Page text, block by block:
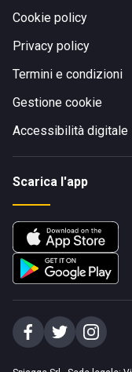
Cookie policy
Privacy policy
Termini e condizioni
Gestione cookie
Accessibilità digitale
Scarica l'app